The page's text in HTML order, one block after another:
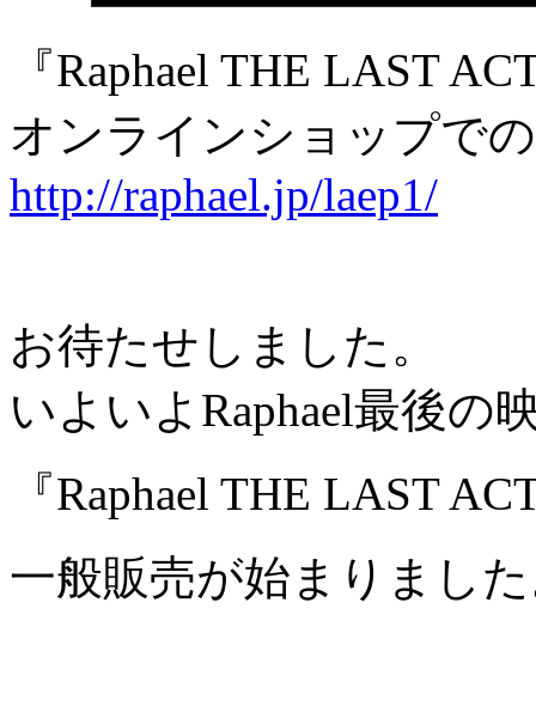
『Raphael THE LAST
オンラインショップで
http://raphael.jp/laep1/
お待たせしました。
いよいよRaphael最後の
『Raphael THE LAST
一般販売が始まりまし